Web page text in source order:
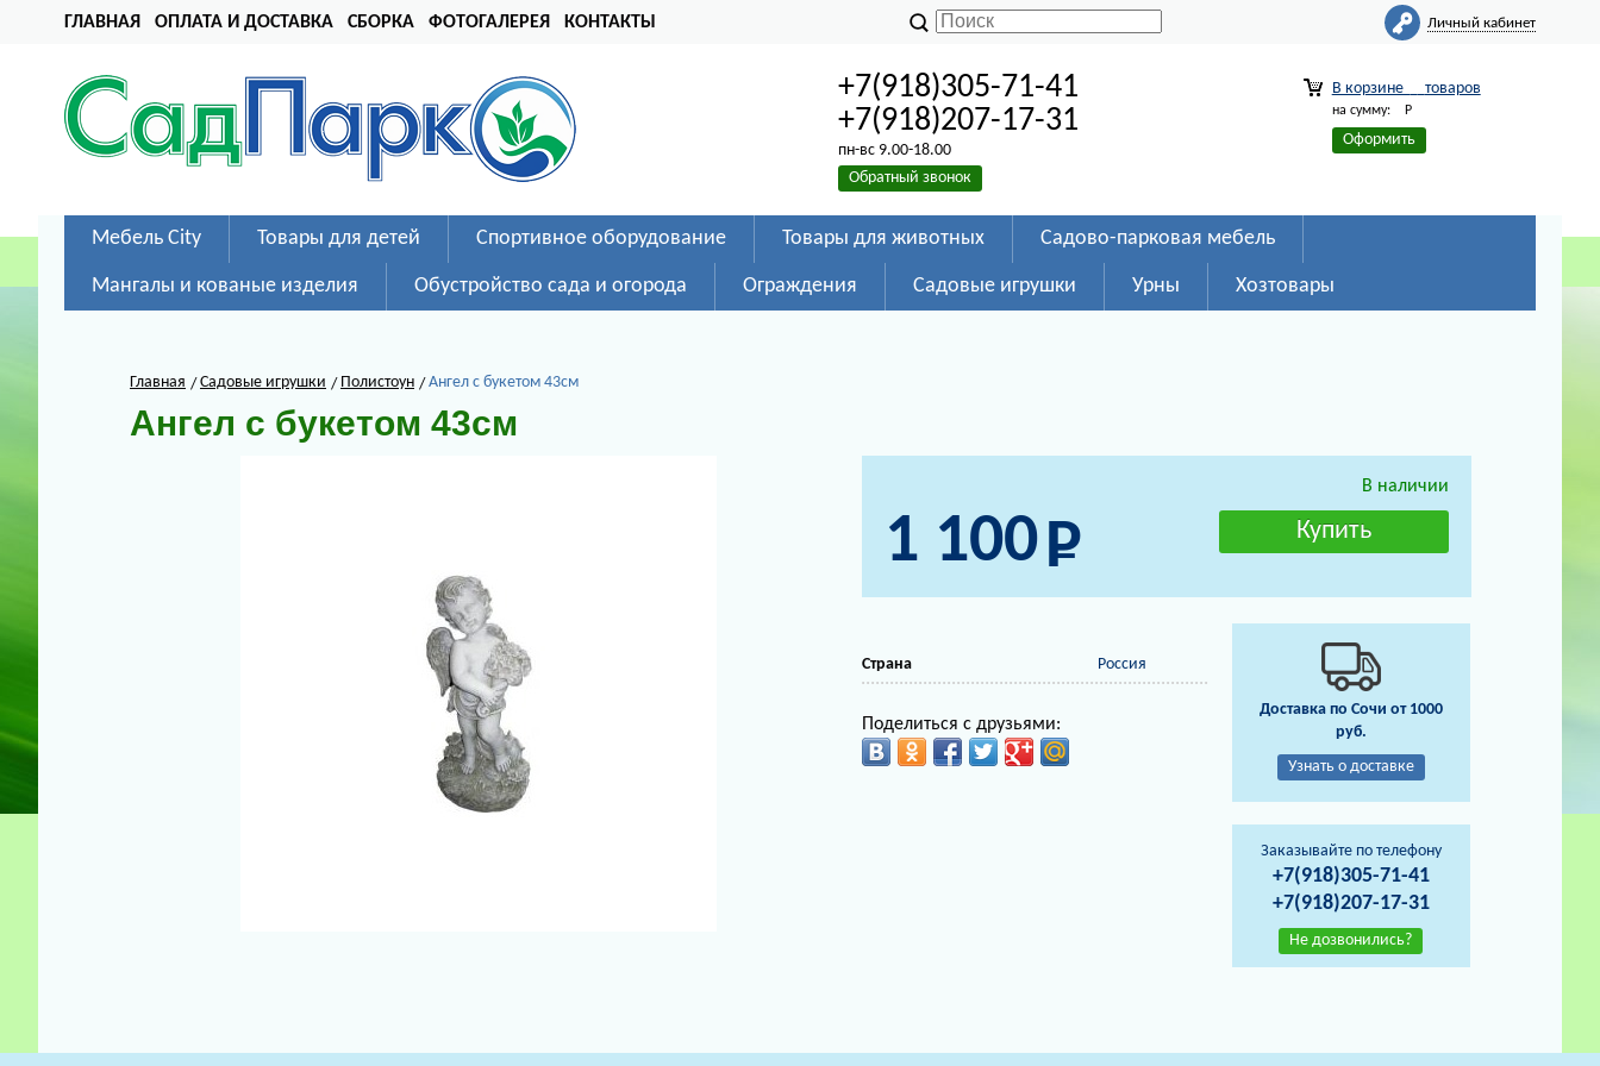
ГЛАВНАЯ ОПЛАТА И ДОСТАВКА СБОРКА ФОТОГАЛЕРЕЯ КОНТАКТЫ Личный кабинет
+7(918)305-71-41
+7(918)207-17-31
пн-вс 9.00-18.00
Обратный звонок
В корзине товаров
на сумму: Р
Оформить
Мебель City Товары для детей Спортивное оборудование Товары для животных Садово-парковая мебель
Мангалы и кованые изделия Обустройство сада и огорода Ограждения Садовые игрушки Урны Хозтовары
Главная Садовые игрушки Полистоун Ангел с букетом 43см
Ангел с букетом 43см
В наличии
1 100
Страна Россия
Поделиться с друзьями:
Доставка по Сочи от 1000
руб.
Узнать о доставке
Заказывайте по телефону
+7(918)305-71-41
+7(918)207-17-31
Не дозвонились?